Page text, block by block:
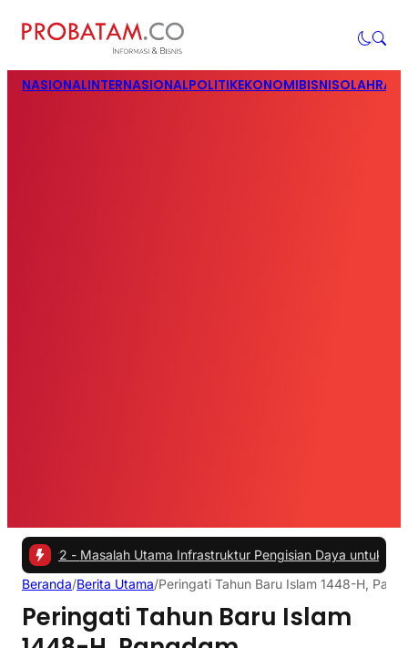
NASIONALINTERNASIONALPOLITIKEKONOMIBISNIS
Masalah Utama Infrastruktur Pengisian Daya untuk Mobil Listrik
Beranda/Berita Utama/Peringati Tahun Baru Islam 1448-H,
Peringati Tahun Baru Islam